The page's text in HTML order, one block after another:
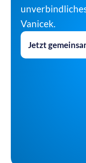
Vanicek.
Jetzt